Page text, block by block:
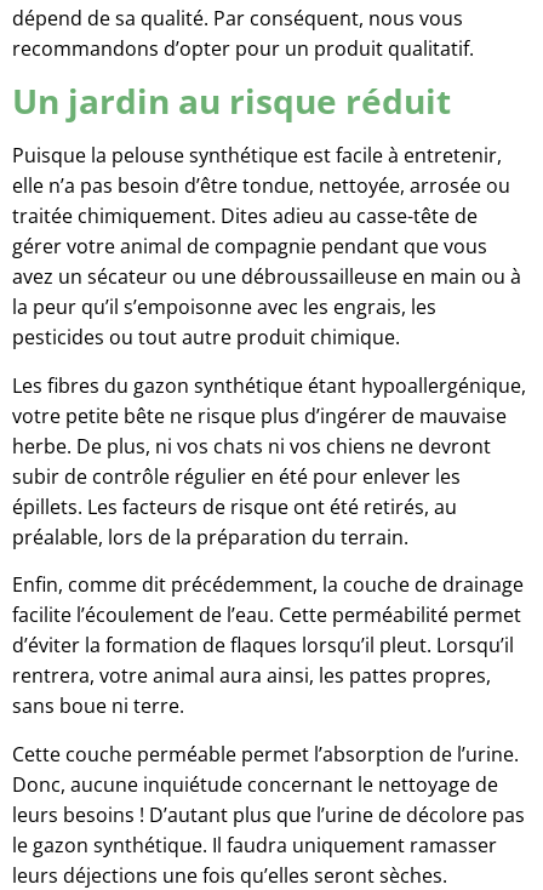
dépend de sa qualité. Par conséquent, nous vous
recommandons d’opter pour un produit qualitatif.
Un jardin au risque réduit
Puisque la pelouse synthétique est facile à entretenir,
elle n’a pas besoin d’être tondue, nettoyée, arrosée ou
traitée chimiquement. Dites adieu au casse-tête de
gérer votre animal de compagnie pendant que vous
avez un sécateur ou une débroussailleuse en main ou à
la peur qu’il s’empoisonne avec les engrais, les
pesticides ou tout autre produit chimique.
Les fibres du gazon synthétique étant hypoallergénique,
votre petite bête ne risque plus d’ingérer de mauvaise
herbe. De plus, ni vos chats ni vos chiens ne devront
subir de contrôle régulier en été pour enlever les
épillets. Les facteurs de risque ont été retirés, au
préalable, lors de la préparation du terrain.
Enfin, comme dit précédemment, la couche de drainage
facilite l’écoulement de l’eau. Cette perméabilité permet
d’éviter la formation de flaques lorsqu’il pleut. Lorsqu’il
rentrera, votre animal aura ainsi, les pattes propres,
sans boue ni terre.
Cette couche perméable permet l’absorption de l’urine.
Donc, aucune inquiétude concernant le nettoyage de
leurs besoins ! D’autant plus que l’urine de décolore pas
le gazon synthétique. Il faudra uniquement ramasser
leurs déjections une fois qu’elles seront sèches.